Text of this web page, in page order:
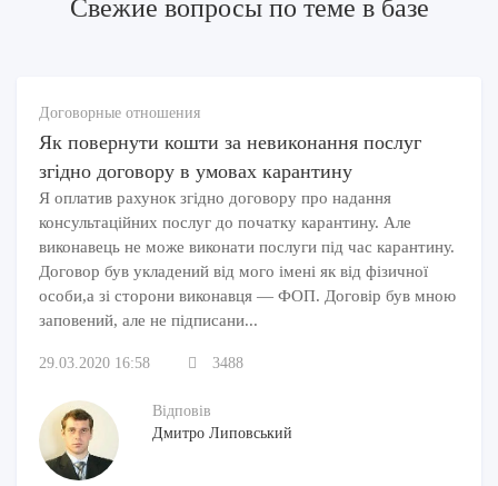
операции должны отображаться в первичной
документации (далее сокращенно — ПД). Однако в
реальности у предпринимателя могут возникнуть
определенные расходы вследствие
экономических или технологических факторов.
Тогда возникает вопрос — нужно ли включать их в
расходы для учета налогов, если они не
отображены в ПД?
фискальной службы Украины. Она отмечает, что
такие затраты, вызванные с естественной убылью
товарных запасов/остатков, можно не включать в
Свежие вопросы по теме в базе
Договорные отношения
Як повернути кошти за невиконання послуг
згідно договору в умовах карантину
Я оплатив рахунок згідно договору про надання
консультаційних послуг до початку карантину. Але
виконавець не може виконати послуги під час карантину.
Договор був укладений від мого імені як від фізичної
особи,а зі сторони виконавця — ФОП. Договір був мною
заповений, але не підписани...
29.03.2020 16:58 3488
Відповів
Дмитро Липовський